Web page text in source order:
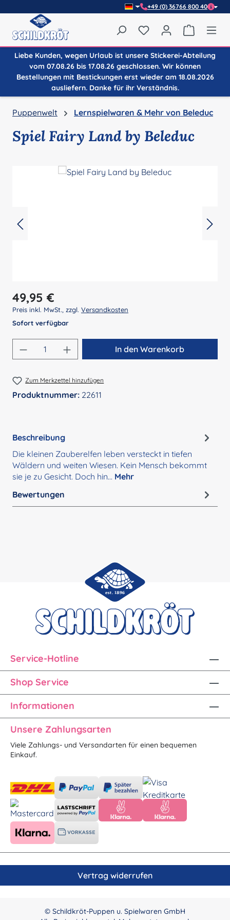
+49 (0) 36766 800 40
Du hast 0 Produkte
Liebe Kunden, wegen Urlaub ist unsere Stickerei-Abteilung
vom 07.08.26 bis 17.08.26 geschlossen. Wir können
Bestellungen mit Bestickungen erst wieder am 18.08.2026
ausliefern. Danke für ihr Verständnis.
Puppenwelt Lernspielwaren & Mehr von Beleduc
Spiel Fairy Land by Beleduc
Regulärer Preis:
49,95 €
Preis inkl. MwSt., zzgl. Versandkosten
Sofort verfügbar
Produkt Anzahl: Gib den gewünschten
In den Warenkorb
Zum Merkzettel hinzufügen
Produktnummer: 22611
Beschreibung
Die kleinen Zauberelfen leben versteckt in tiefen
Wäldern und weiten Wiesen. Kein Mensch bekommt
sie je zu Gesicht. Doch hin… Mehr
Bewertungen
Service-Hotline
Shop Service
Informationen
Unsere Zahlungsarten
Viele Zahlungs- und Versandarten für einen bequemen
Einkauf.
Vertrag widerrufen
© Schildkröt-Puppen u. Spielwaren GmbH